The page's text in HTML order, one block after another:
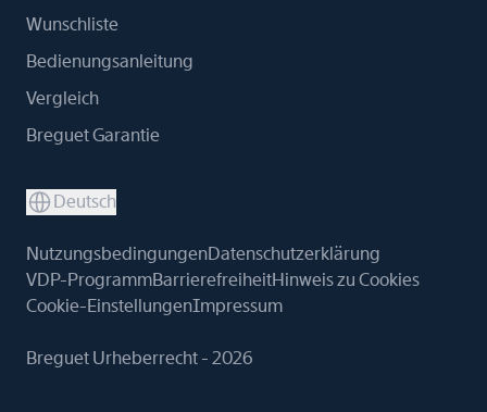
Wunschliste
Bedienungsanleitung
Vergleich
Breguet Garantie
Deutsch
NutzungsbedingungenDatenschutzerklärung
VDP-ProgrammBarrierefreiheitHinweis zu Cookies
Cookie-EinstellungenImpressum
Breguet Urheberrecht - 2026